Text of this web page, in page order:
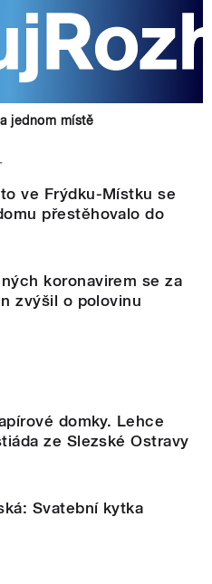
jednom místě
ve Frýdku-Místku se
přestěhovalo do
koronavirem se za
zvýšil o polovinu
domky. Lehce
ze Slezské Ostravy
Svatební kytka